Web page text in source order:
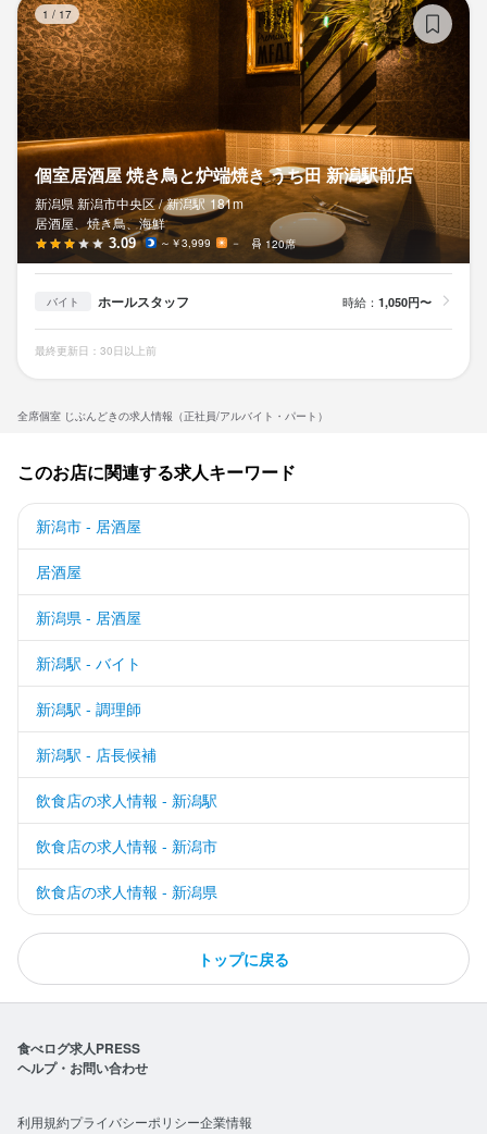
全席個室 じぶんどきの求人情報（正社員/アルバイト・パート）
1 / 17
個室居酒屋 焼き鳥と炉端焼き うち田 新潟駅前店
新潟県 新潟市中央区 / 新潟駅 181m
居酒屋、焼き鳥、海鮮
3.09 ～￥3,999 － 120席
バイト ホールスタッフ 時給： 1,050円〜
最終更新日：30日以上前
このお店に関連する求人キーワード
新潟市 - 居酒屋
居酒屋
新潟県 - 居酒屋
新潟駅 - バイト
新潟駅 - 調理師
新潟駅 - 店長候補
飲食店の求人情報 - 新潟駅
飲食店の求人情報 - 新潟市
飲食店の求人情報 - 新潟県
トップに戻る
食べログ求人PRESS
ヘルプ・お問い合わせ
利用規約プライバシーポリシー企業情報